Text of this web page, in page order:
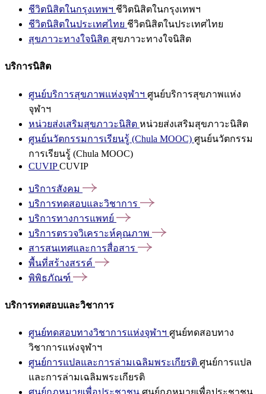
ชีวิตนิสิตในกรุงเทพฯ ชีวิตนิสิตในกรุงเทพฯ
ชีวิตนิสิตในประเทศไทย ชีวิตนิสิตในประเทศไทย
สุขภาวะทางใจนิสิต สุขภาวะทางใจนิสิต
บริการนิสิต
ศูนย์บริการสุขภาพแห่งจุฬาฯ ศูนย์บริการสุขภาพแห่ง
จุฬาฯ
หน่วยส่งเสริมสุขภาวะนิสิต หน่วยส่งเสริมสุขภาวะนิสิต
ศูนย์นวัตกรรมการเรียนรู้ (Chula MOOC) ศูนย์นวัตกรรม
การเรียนรู้ (Chula MOOC)
CUVIPCUVIP
บริการสังคม
บริการทดสอบและวิชาการ
บริการทางการแพทย์
บริการตรวจวิเคราะห์คุณภาพ
สารสนเทศและการสื่อสาร
พื้นที่สร้างสรรค์
พิพิธภัณฑ์
บริการทดสอบและวิชาการ
ศูนย์ทดสอบทางวิชาการแห่งจุฬาฯ ศูนย์ทดสอบทาง
วิชาการแห่งจุฬาฯ
ศูนย์การแปลและการล่ามเฉลิมพระเกียรติ ศูนย์การแปล
และการล่ามเฉลิมพระเกียรติ
ศูนย์กฎหมายเพื่อประชาชน ศูนย์กฎหมายเพื่อประชาชน